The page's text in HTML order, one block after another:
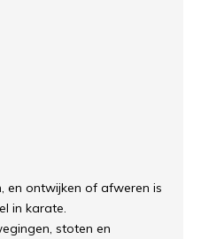
en ontwijken of afweren is
in karate.
stoten en